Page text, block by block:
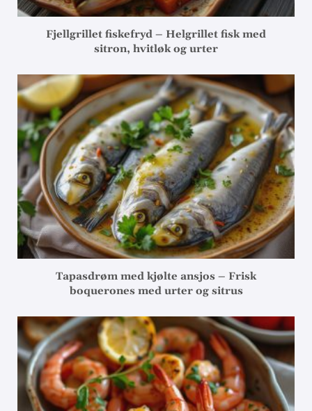
Fjellgrillet fiskefryd – Helgrillet fisk med
sitron, hvitløk og urter
Tapasdrøm med kjølte ansjos – Frisk
boquerones med urter og sitrus